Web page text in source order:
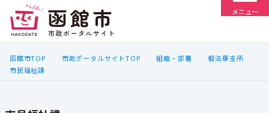
メニュー
函館市TOP 市政ポータルサイトTOP 組織・部署
椴法華支所
市民福祉課